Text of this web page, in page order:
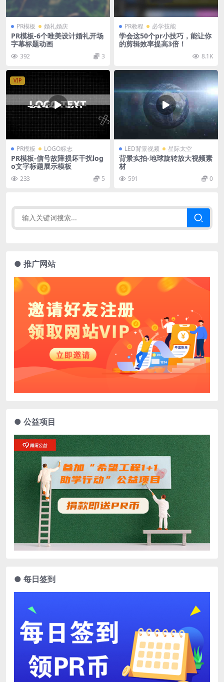
PR模板 婚礼婚庆
PR模板-6个唯美设计婚礼开场
字幕标题动画
392 3
PR教程 必学技能
学会这50个pr小技巧，能让你
的剪辑效率提高3倍！
8.1K
VIP
PR模板 LOGO标志
PR模板-信号故障损坏干扰log
o文字标题展示模板
233 5
LED背景视频 星际太空
背景实拍-地球旋转放大视频素
材
591 0
● 推广网站
● 公益项目
● 每日签到